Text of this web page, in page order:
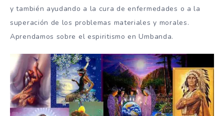
y también ayudando a la cura de enfermedades o a la
superación de los problemas materiales y morales.
Aprendamos sobre el espiritismo en Umbanda.